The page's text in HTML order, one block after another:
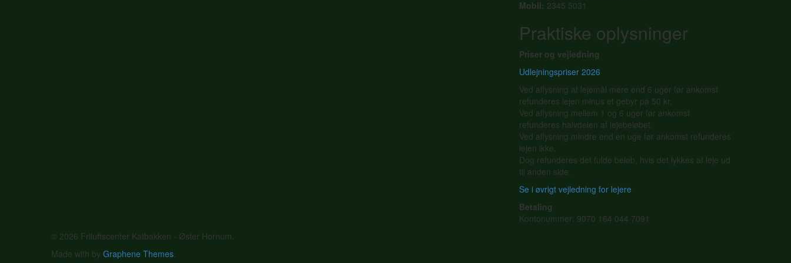
Mobil: 2345 5031
Praktiske oplysninger
Priser og vejledning
Udlejningspriser 2026
Ved aflysning af lejemål mere end 6 uger før ankomst
refunderes lejen minus et gebyr på 50 kr.
Ved aflysning mellem 1 og 6 uger før ankomst
refunderes halvdelen af lejebeløbet.
Ved aflysning mindre end en uge før ankomst refunderes
lejen ikke.
Dog refunderes det fulde beløb, hvis det lykkes at leje ud
til anden side.
Se i øvrigt vejledning for lejere
Betaling
Kontonummer: 9070 164 044 7091
© 2026 Friluftscenter Katbakken - Øster Hornum.
Made with by Graphene Themes.